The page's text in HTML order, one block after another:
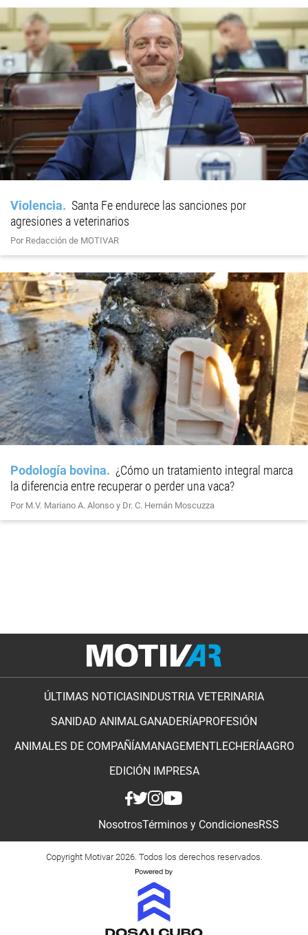
Violencia
Santa Fe endurece las sanciones por
agresiones a veterinarios
Por Redacción de MOTIVAR
Podología bovina
¿Cómo un tratamiento integral marca
la diferencia entre recuperar o perder una vaca?
Por M.V. Mariano A. Alonso y Dr. C. Hernán Moscuzza
ÚLTIMAS NOTICIAS INDUSTRIA VETERINARIA
SANIDAD ANIMALGANADERÍAPROFESIÓN
ANIMALES DE COMPAÑÍAMANAGEMENTLECHERÍAAGRO
EDICIÓN IMPRESA
NosotrosTérminos y CondicionesRSS
Copyright Motivar 2026. Todos los derechos reservados.